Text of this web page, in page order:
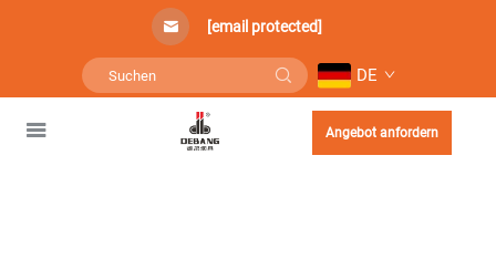
[email protected]
DE
Angebot anfordern